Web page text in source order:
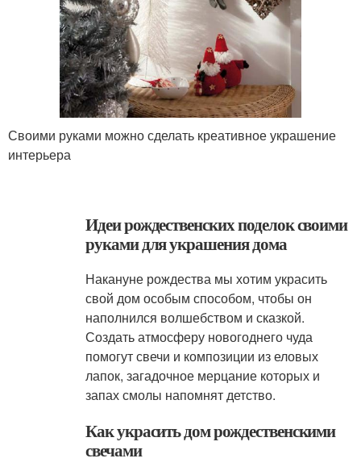
Своими руками можно сделать креативное украшение
интерьера
Идеи рождественских поделок своими
руками для украшения дома
Накануне рождества мы хотим украсить
свой дом особым способом, чтобы он
наполнился волшебством и сказкой.
Создать атмосферу новогоднего чуда
помогут свечи и композиции из еловых
лапок, загадочное мерцание которых и
запах смолы напомнят детство.
Как украсить дом рождественскими
свечами